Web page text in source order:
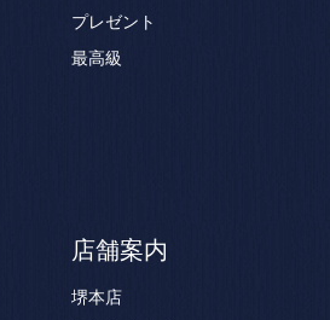
プレゼント
最高級
店舗案内
堺本店